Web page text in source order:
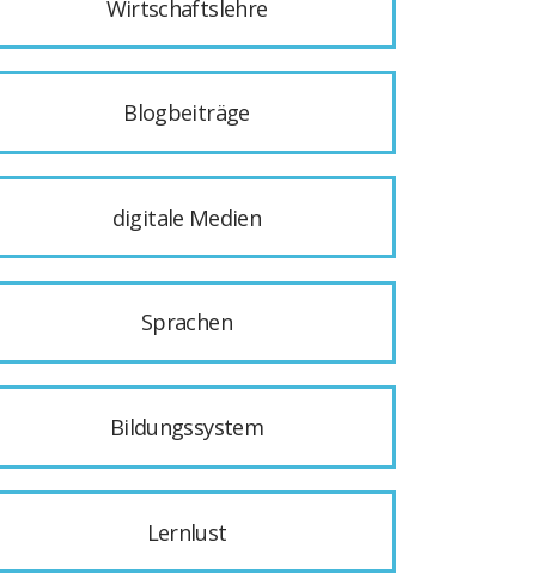
Wirtschaftslehre
Blogbeiträge
digitale Medien
Sprachen
Bildungssystem
Lernlust